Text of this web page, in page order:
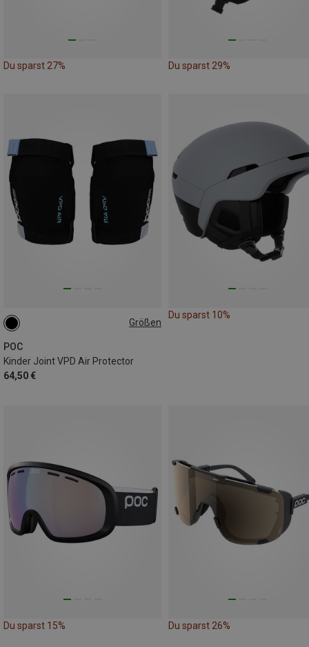
Du sparst 27% Du sparst 29%
Größen
POC
Kinder Joint VPD Air Protector
64,50 €
L
Du sparst 10%
Du sparst 15% Du sparst 26%